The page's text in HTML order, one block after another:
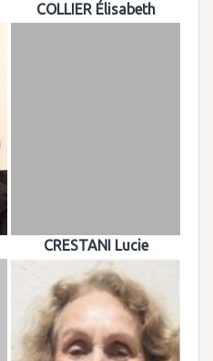
COLLIER Élisabeth
CRESTANI Lucie